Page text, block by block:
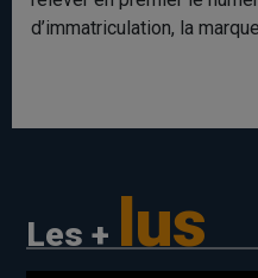
d’immatriculation, la
Les + lus